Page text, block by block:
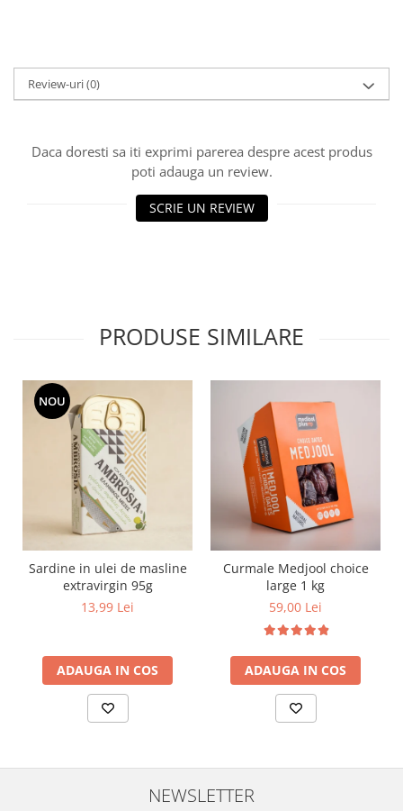
Review-uri(0)
Daca doresti sa iti exprimi parerea despre acest produs
poti adauga un review.
SCRIE UN REVIEW
PRODUSE SIMILARE
NOU
Sardine in ulei de masline
extravirgin 95g
13,99 Lei
ADAUGA IN COS
Curmale Medjool choice
large 1 kg
59,00 Lei
ADAUGA IN COS
NEWSLETTER